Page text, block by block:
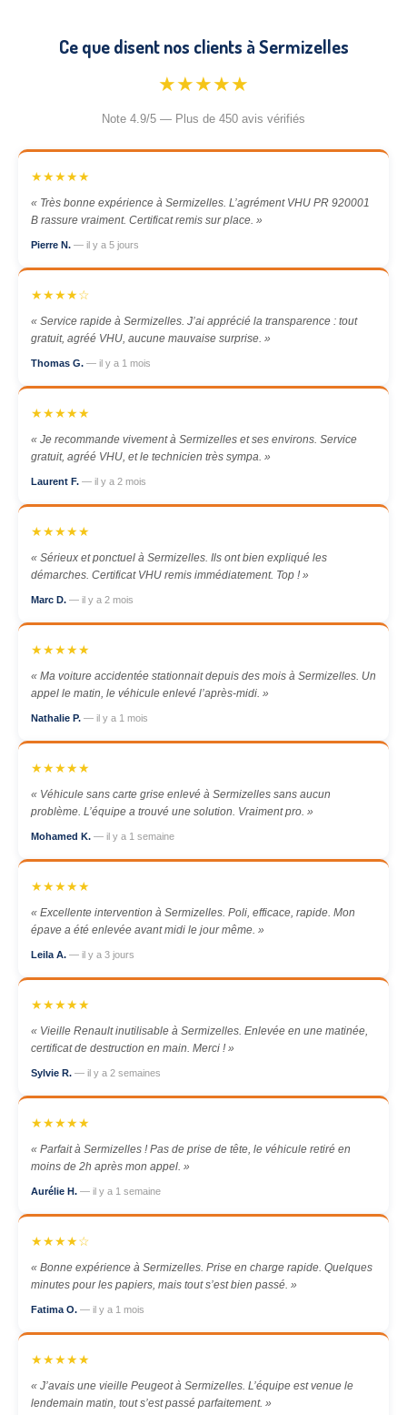
Ce que disent nos clients à Sermizelles
★★★★★
Note 4.9/5 — Plus de 450 avis vérifiés
★★★★★
« Très bonne expérience à Sermizelles. L’agrément VHU PR 920001
B rassure vraiment. Certificat remis sur place. »
Pierre N. — il y a 5 jours
★★★★☆
« Service rapide à Sermizelles. J’ai apprécié la transparence : tout
gratuit, agréé VHU, aucune mauvaise surprise. »
Thomas G. — il y a 1 mois
★★★★★
« Je recommande vivement à Sermizelles et ses environs. Service
gratuit, agréé VHU, et le technicien très sympa. »
Laurent F. — il y a 2 mois
★★★★★
« Sérieux et ponctuel à Sermizelles. Ils ont bien expliqué les
démarches. Certificat VHU remis immédiatement. Top ! »
Marc D. — il y a 2 mois
★★★★★
« Ma voiture accidentée stationnait depuis des mois à Sermizelles. Un
appel le matin, le véhicule enlevé l’après-midi. »
Nathalie P. — il y a 1 mois
★★★★★
« Véhicule sans carte grise enlevé à Sermizelles sans aucun
problème. L’équipe a trouvé une solution. Vraiment pro. »
Mohamed K. — il y a 1 semaine
★★★★★
« Excellente intervention à Sermizelles. Poli, efficace, rapide. Mon
épave a été enlevée avant midi le jour même. »
Leila A. — il y a 3 jours
★★★★★
« Vieille Renault inutilisable à Sermizelles. Enlevée en une matinée,
certificat de destruction en main. Merci ! »
Sylvie R. — il y a 2 semaines
★★★★★
« Parfait à Sermizelles ! Pas de prise de tête, le véhicule retiré en
moins de 2h après mon appel. »
Aurélie H. — il y a 1 semaine
★★★★☆
« Bonne expérience à Sermizelles. Prise en charge rapide. Quelques
minutes pour les papiers, mais tout s’est bien passé. »
Fatima O. — il y a 1 mois
★★★★★
« J’avais une vieille Peugeot à Sermizelles. L’équipe est venue le
lendemain matin, tout s’est passé parfaitement. »